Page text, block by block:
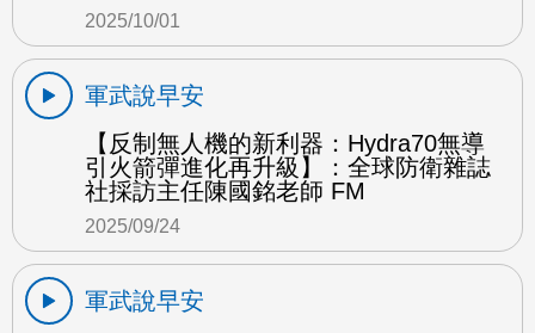
2025/10/01
軍武說早安
【反制無人機的新利器：Hydra70無導
引火箭彈進化再升級】：全球防衛雜誌
社採訪主任陳國銘老師 FM
2025/09/24
軍武說早安